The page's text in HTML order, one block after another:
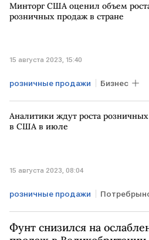
Минторг США оценил объем
розничных продаж в стране
15 августа 2023, 15:40
розничные продажи Бизнес
Экономика США
Аналитики ждут роста
в США в июле
15 августа 2023, 08:04
розничные продажи
Бизнес Экономика США
прогноз
Фунт снизился на